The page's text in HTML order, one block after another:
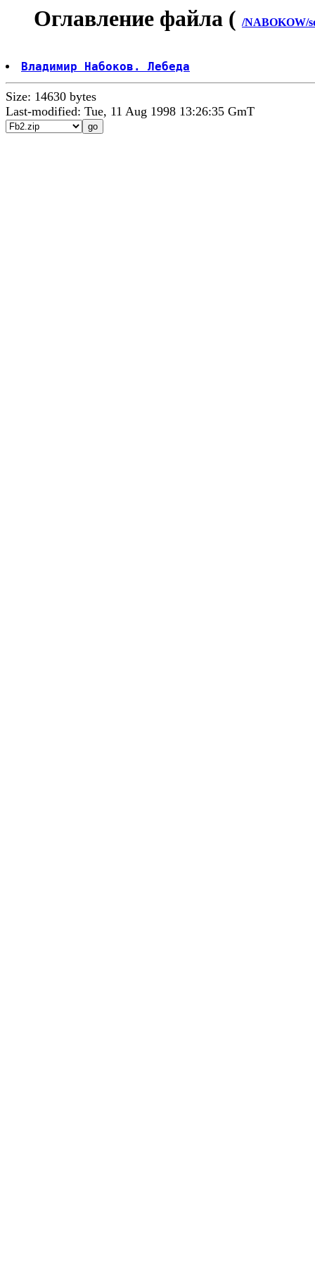
Оглавление файла ( /NABOKOW/
Владимир Набоков. Лебеда
Size: 14630 bytes
Last-modified: Tue, 11 Aug 1998 13:26:35 GmT